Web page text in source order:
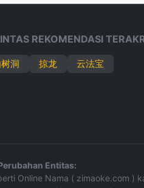
REKOMENDASI
洞 掠龙 云法宝
Entitas:
Online Nama ( zimaoke.com